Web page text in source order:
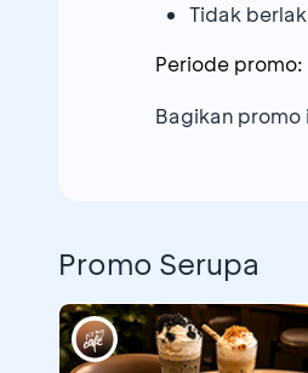
Tidak
Periode promo:
Bagikan promo
Promo Serupa